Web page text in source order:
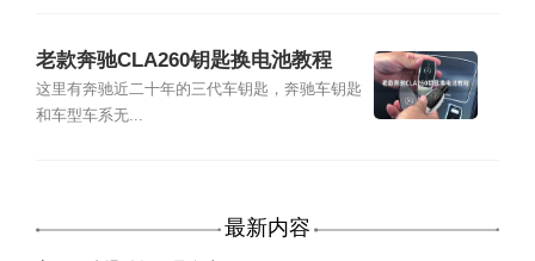
老款奔驰CLA260钥匙换电池教程
这里有奔驰近二十年的三代车钥匙，奔驰车钥匙
和车型车系无...
最新内容